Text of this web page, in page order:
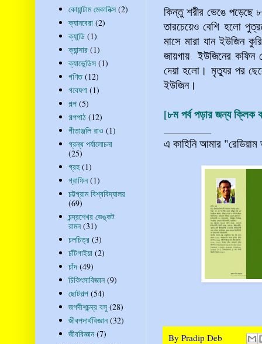
কিন্তু শরীর ভেঙে পড়েছে
তারচেয়েও বেশি হলো
মাসে মারা যান ইউজিন
জায়গায় ইউজিনের কফিন
দেয়া হলো। মৃত্যুর পর
ইউজিন।
[৮ম পর্ব পড়ার জন্য ক্লিক
এ কাহিনি আমার
By Pradip Deb
কোয়ান্টাম মেকানিক্স (2)
ক্যানবেরা (2)
ক্যান্ডি (1)
ক্যান্সার (1)
ক্যাভেন্ডিস (1)
গণিত (12)
গবেষণা (1)
গল্প (5)
গল্পপাঠ (12)
গীতাঞ্জলি রাও (1)
গ্রন্থ পর্যালোচনা
(25)
গ্রহ (1)
গ্রাফিন (1)
চট্টগ্রাম বিশ্ববিদ্যালয়
(69)
চন্দ্রশেখর ভেঙ্কট
রামন (31)
চলচিত্র (3)
চাঁটগাইয়া (2)
চাঁদ (49)
চিকিৎসাবিজ্ঞান (9)
ছোটগল্প (54)
জগদীশচন্দ্র বসু (28)
জীবপদার্থবিজ্ঞান (32)
জীববিজ্ঞান (7)